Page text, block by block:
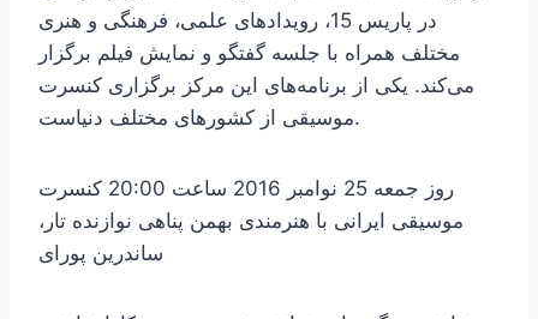
در پاریس 15، رویدادهای علمی، فرهنگی و هنری
مختلف همراه با جلسه گفتگو و نمایش فیلم برگزار
می‌کند. یکی از برنامه‌های این مرکز برگزاری کنسرت
موسیقی از کشورهای مختلف دنیاست.
روز جمعه 25 نوامبر 2016 ساعت 20:00 کنسرت
موسیقی ایرانی با هنرمندی بهمن پناهی نوازنده تار،
ساندرین پورای